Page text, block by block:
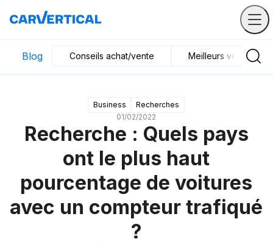
Blog Conseils achat/vente Meilleurs véhicules
Business
Recherches
01/02/2022
Recherche : Quels pays
ont le plus haut
pourcentage de voitures
avec un compteur trafiqué
?